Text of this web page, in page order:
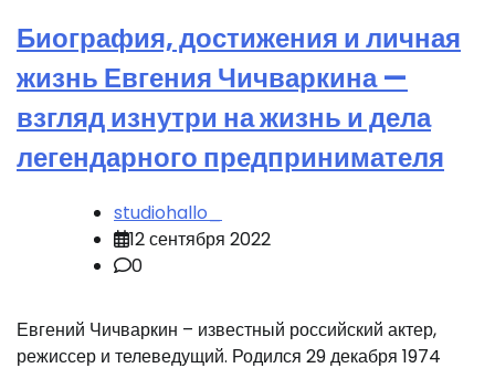
Биография, достижения и личная
жизнь Евгения Чичваркина —
взгляд изнутри на жизнь и дела
легендарного предпринимателя
studiohallo_
12 сентября 2022
0
Евгений Чичваркин – известный российский актер,
режиссер и телеведущий. Родился 29 декабря 1974